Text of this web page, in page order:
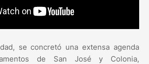
se concretó una extensa agenda
de San José y Colonia,